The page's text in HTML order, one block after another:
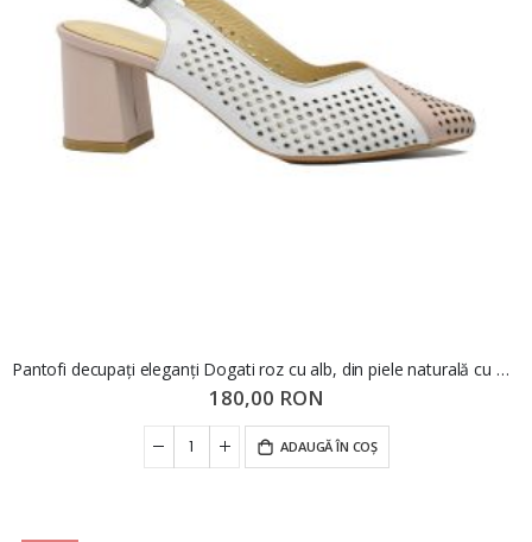
Pantofi decupați eleganți Dogati roz cu alb, din piele naturală cu model perforat MIR991
180,00 RON
ADAUGĂ ÎN COȘ